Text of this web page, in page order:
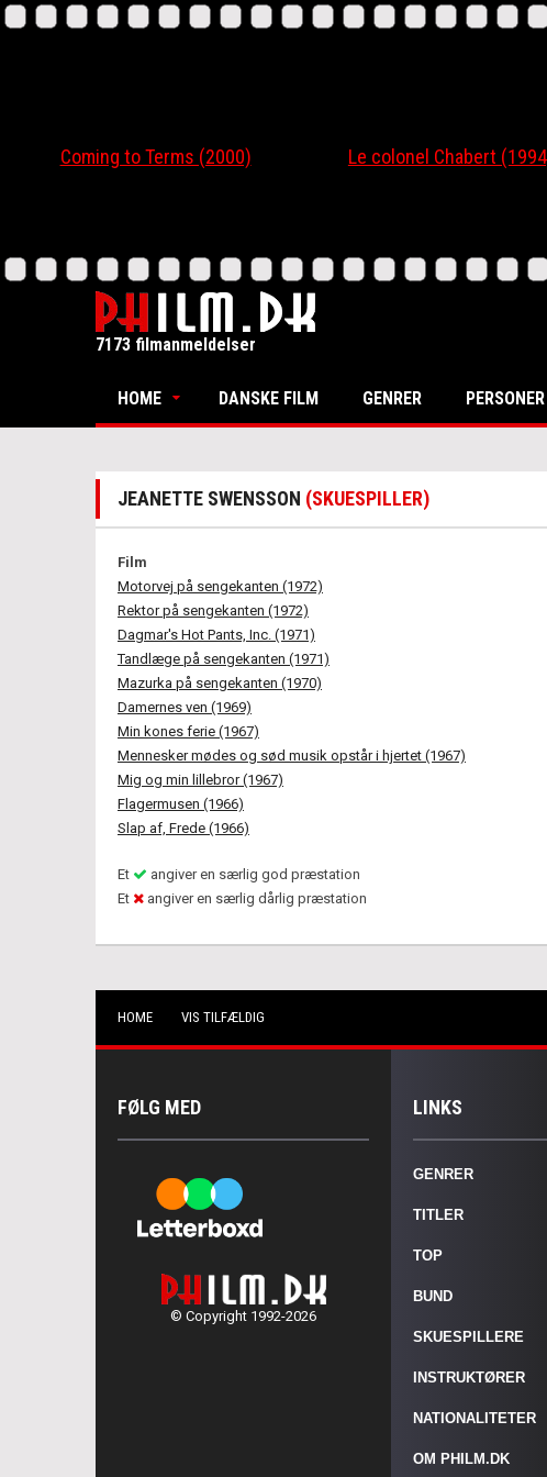
Coming to Terms (2000) Le colonel Chabert (1994)
7173 filmanmeldelser
HOME DANSKE FILM GENRER PERSONER
JEANETTE SWENSSON (SKUESPILLER)
Film
Motorvej på sengekanten (1972)
Rektor på sengekanten (1972)
Dagmar's Hot Pants, Inc. (1971)
Tandlæge på sengekanten (1971)
Mazurka på sengekanten (1970)
Damernes ven (1969)
Min kones ferie (1967)
Mennesker mødes og sød musik opstår i hjertet (1967)
Mig og min lillebror (1967)
Flagermusen (1966)
Slap af, Frede (1966)
Et
angiver en særlig god præstation
Et
angiver en særlig dårlig præstation
HOME VIS TILFÆLDIG
FØLG MED
© Copyright 1992-2026
LINKS
GENRER
TITLER
TOP
BUND
SKUESPILLERE
INSTRUKTØRER
NATIONALITETER
OM PHILM.DK